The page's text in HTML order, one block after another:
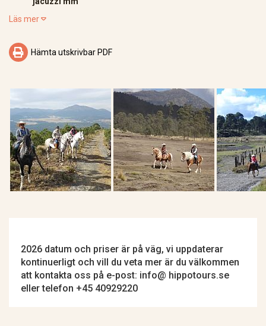
Läs mer 
 Hämta utskrivbar PDF
2026 datum och priser är på väg, vi uppdaterar
kontinuerligt och vill du veta mer är du välkommen
att kontakta oss på e-post: info@ hippotours.se
eller telefon +45 40929220